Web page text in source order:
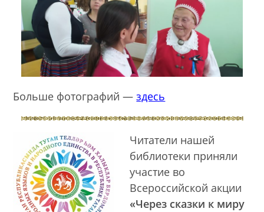
Больше фотографий — здесь
Читатели нашей
библиотеки приняли
участие во
Всероссийской акции
«Через сказки к миру